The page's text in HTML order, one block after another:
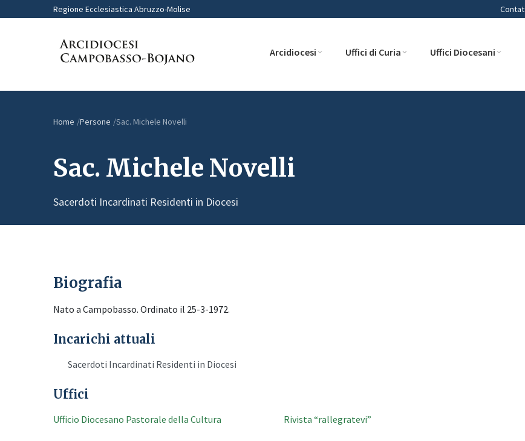
Regione Ecclesiastica Abruzzo-Molise
Arcidiocesi Uffici di Curia Uffici Diocesani
Home Persone Sac. Michele Novelli
Sac. Michele Novelli
Sacerdoti Incardinati Residenti in Diocesi
Biografia
Nato a Campobasso. Ordinato il 25-3-1972.
Incarichi attuali
Sacerdoti Incardinati Residenti in Diocesi
Uffici
Ufficio Diocesano Pastorale della Cultura Rivista “rallegratevi”